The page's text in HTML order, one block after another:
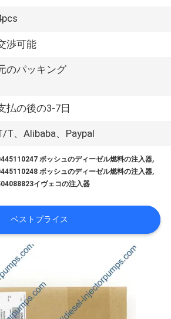
渉可能
のパッキング
払の後の3-7日
T、Alibaba、Paypal
ボッシュのディーゼル燃料の注入器,
ボッシュのディーゼル燃料の注入器,
イヴェコの注入器
ベストプライス